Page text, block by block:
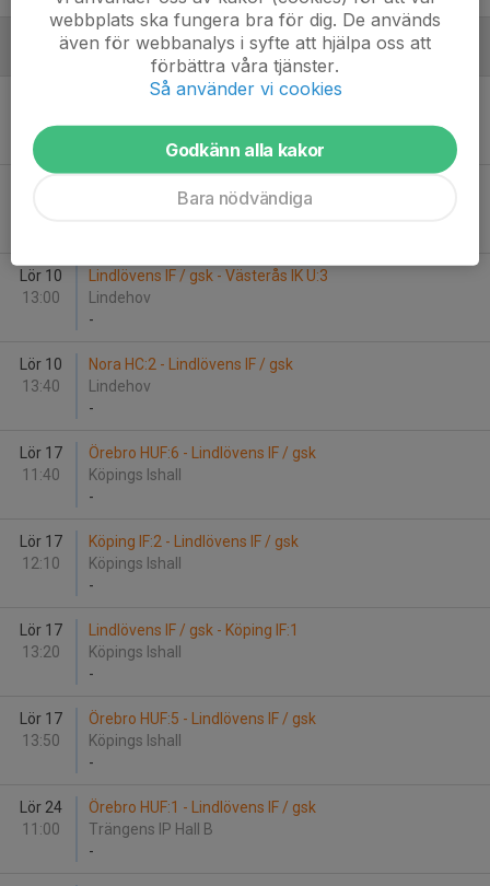
Nora HC:1 - Lindlövens IF / gsk
Lör 10
13:00
Lindlövens IF / gsk - Västerås IK U:3
Lindehov
-
Lör 10
13:40
Nora HC:2 - Lindlövens IF / gsk
Lindehov
-
Lör 17
11:40
Örebro HUF:6 - Lindlövens IF / gsk
Köpings Ishall
-
Lör 17
12:10
Köping IF:2 - Lindlövens IF / gsk
Köpings Ishall
-
Lör 17
13:20
Lindlövens IF / gsk - Köping IF:1
Köpings Ishall
-
Lör 17
13:50
Örebro HUF:5 - Lindlövens IF / gsk
Köpings Ishall
-
Lör 24
11:00
Örebro HUF:1 - Lindlövens IF / gsk
Trängens IP Hall B
-
webbplats ska fungera bra för dig. De används
även för webbanalys i syfte att hjälpa oss att
förbättra våra tjänster.
Så använder vi cookies
Godkänn alla kakor
Bara nödvändiga